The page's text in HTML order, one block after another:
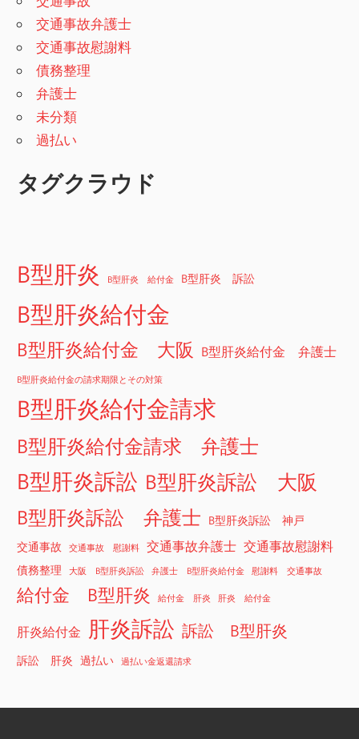
交通事故弁護士
交通事故慰謝料
債務整理
弁護士
未分類
過払い
タグクラウド
B型肝炎 B型肝炎 給付金 B型肝炎 訴訟
B型肝炎給付金
B型肝炎給付金 大阪 B型肝炎給付金 弁護士
B型肝炎給付金の請求期限とその対策
B型肝炎給付金請求
B型肝炎給付金請求 弁護士
B型肝炎訴訟 B型肝炎訴訟 大阪
B型肝炎訴訟 弁護士
B型肝炎訴訟 神戸
交通事故
交通事故 慰謝料 交通事故弁護士 交通事故慰謝料
債務整理 大阪 B型肝炎訴訟 弁護士 B型肝炎給付金 慰謝料 交通事故
給付金 B型肝炎 給付金 肝炎 肝炎 給付金
肝炎給付金 肝炎訴訟 訴訟 B型肝炎
訴訟 肝炎 過払い 過払い金返還請求